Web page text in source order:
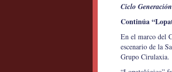
Ciclo
Continúa
En el marco del
escenario de la
Grupo Cirulaxia.